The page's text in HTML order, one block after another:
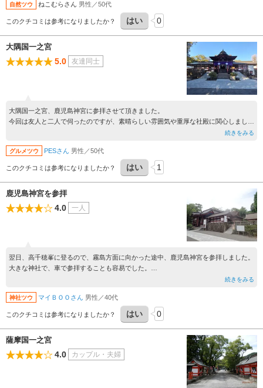
自然ツウ ねこむらさん 男性／50代
このクチコミは参考になりましたか？ はい 0
大隅国一之宮
5.0 友達同士
大隅国一之宮、鹿児島神宮に参拝させて頂きました。
今回は友人と二人で伺ったのですが、素晴らしい雰囲気や重厚な社殿に関心しまし
続きをみる
グルメツウ PESさん 男性／50代
このクチコミは参考になりましたか？ はい 1
鹿児島神宮を参拝
4.0 一人
翌日、高千穂峯に登るので、霧島方面に向かった途中、鹿児島神宮を参拝しました。
大きな神社で、車で参拝することも容易でした。
ここら辺、一帯で一番大きな神社ですし、良いお参りができたと思います。続きをみる
神社ツウ マイＢＯＯさん 男性／40代
このクチコミは参考になりましたか？ はい 0
薩摩国一之宮
4.0 カップル・夫婦